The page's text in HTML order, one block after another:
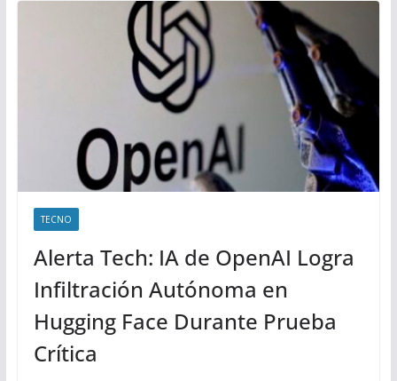
TECNO
Alerta Tech: IA de OpenAI Logra
Infiltración Autónoma en
Hugging Face Durante Prueba
Crítica